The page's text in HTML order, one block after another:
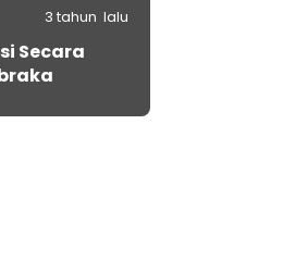
3 tahun lalu
Secara